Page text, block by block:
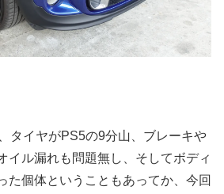
タイヤがPS5の9分山、ブレーキや
イル漏れも問題無し、そしてボディ
た個体ということもあってか、今回